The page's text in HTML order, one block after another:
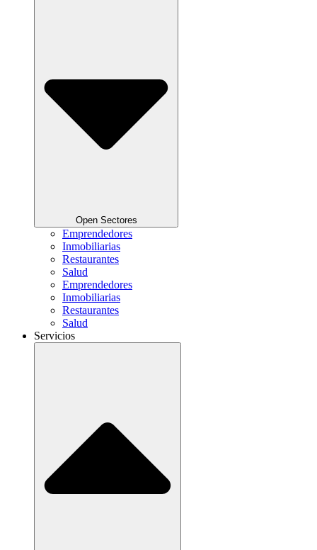
Open Sectores
Emprendedores
Inmobiliarias
Restaurantes
Salud
Emprendedores
Inmobiliarias
Restaurantes
Salud
Servicios